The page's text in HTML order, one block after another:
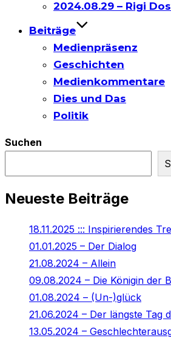
2024.08.29 – Rigi
Beiträge
Medienpräsenz
Geschichten
Medienkommentare
Dies und Das
Politik
Suchen
Neueste Beiträge
18.11.2025 ::: Inspirierendes
01.01.2025 – Der Dialog
21.08.2024 – Allein
09.08.2024 – Die Königin der
01.08.2024 – (Un-)glück
21.06.2024 – Der längste Tag
13.05.2024 –